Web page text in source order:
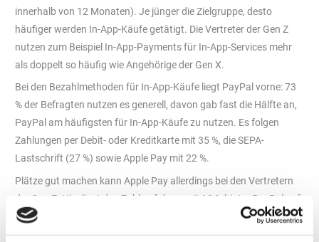
innerhalb von 12 Monaten). Je jünger die Zielgruppe, desto
häufiger werden In-App-Käufe getätigt. Die Vertreter der Gen Z
nutzen zum Beispiel In-App-Payments für In-App-Services mehr
als doppelt so häufig wie Angehörige der Gen X.
Bei den Bezahlmethoden für In-App-Käufe liegt PayPal vorne: 73
% der Befragten nutzen es generell, davon gab fast die Hälfte an,
PayPal am häufigsten für In-App-Käufe zu nutzen. Es folgen
Zahlungen per Debit- oder Kreditkarte mit 35 %, die SEPA-
Lastschrift (27 %) sowie Apple Pay mit 22 %.
Plätze gut machen kann Apple Pay allerdings bei den Vertretern
der Gen Z. Hier liegt das Zahlverfahren mit 18 % hinter PayPal auf
dem zweiten Platz. Die „Babyboomer“ bevorzugen neben PayPal
stärker Kredit- oder Debitkarten, die SEPA-Lastschrift und die